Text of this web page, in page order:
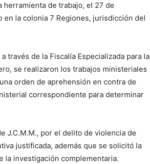
herramienta de trabajo, el 27 de
la colonia 7 Regiones, jurisdicción del
través de la Fiscalía Especializada para la
se realizaron los trabajos ministeriales
orden de aprehensión en contra de
correspondiente para determinar
J.C.M.M., por el delito de violencia de
justificada, además que se solicitó la
la investigación complementaria.